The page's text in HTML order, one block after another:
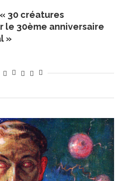
30 créatures
le 30ème anniversaire
»